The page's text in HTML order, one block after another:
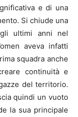
e di una
Si chiude una
ultimi anni nel
aveva infatti
squadra anche
continuità e
del territorio.
quindi un vuoto
la sua principale